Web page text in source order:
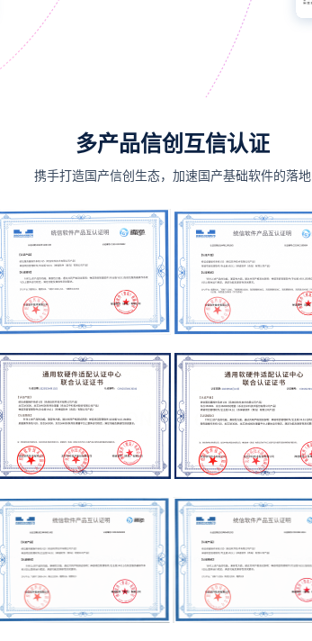
多产品信创互信认证
携手打造国产信创生态，加速国产基础软件的落地